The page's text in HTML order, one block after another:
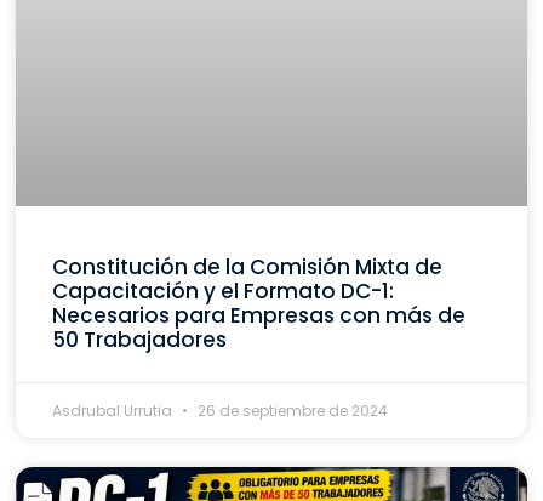
Constitución de la Comisión Mixta de
Capacitación y el Formato DC-1:
Necesarios para Empresas con más de
50 Trabajadores
Asdrubal Urrutia 26 de septiembre de 2024